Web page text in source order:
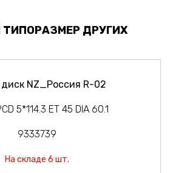
ДРУГИХ
NZ_Россия R-02
5*114.3 ET 45 DIA 60.1
9333739
На складе 6 шт.